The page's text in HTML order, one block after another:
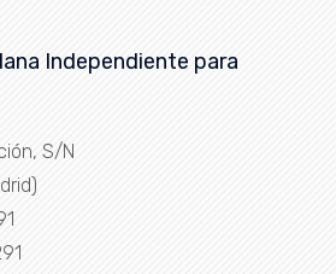
Independiente para
S/N